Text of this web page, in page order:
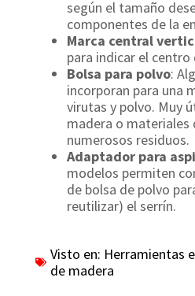
según el tamaño
componentes de la
Marca central
para indicar el centro
Bolsa para polvo:
incorporan para una
virutas y polvo. Muy
madera o materiales
numerosos residuos.
Adaptador para
modelos permiten
de bolsa de polvo
reutilizar) el serrín.
Visto en: Herramientas
de madera